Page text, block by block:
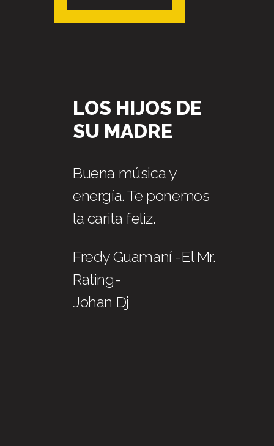
LOS HIJOS DE
SU MADRE
Buena música y
energía. Te ponemos
la carita feliz.
Fredy Guamaní -El Mr.
Rating-
Johan Dj